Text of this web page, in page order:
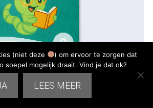
(niet deze
) om ervoor te zorgen dat
soepel mogelijk draait. Vind je dat ok?
LEES MEER